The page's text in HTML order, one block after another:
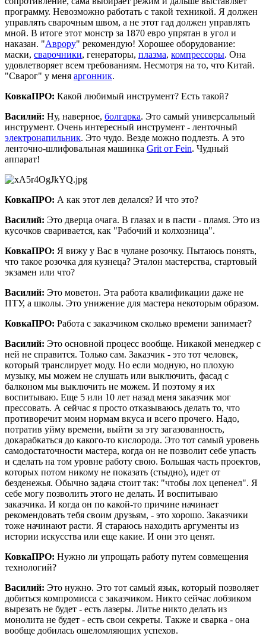
программу. Невозможно работать с такой техникой. Я должен
управлять сварочным швом, а не этот гад должен управлять
мной. В итоге этот монстр за 1870 евро упрятан в угол и
наказан. "Аврору" рекомендую! Хорошее оборудование:
маски, сварочники, генераторы, плазма, компрессоры. Она
удовлетворяет всем требованиям. Несмотря на то, что Китай.
"Сварог" у меня аргонник.
КовкаПРО: Какой любимый инструмент? Есть такой?
Василий: Ну, наверное, болгарка. Это самый универсальный
инструмент. Очень интересный инструмент - ленточный
электронапильник. Это чудо. Везде можно подлезть. А это
ленточно-шлифовальная машинка Grit от Fein. Чудный
аппарат!
КовкаПРО: А как этот лев делался? И что это?
Василий: Это дверца очага. В глазах и в пасти - пламя. Это из
кусочков сваривается, как "Рабочий и колхозница".
КовкаПРО: Я вижу у Вас в чулане розочку. Пытаюсь понять,
что такое розочка для кузнеца? Эталон мастерства, стартовый
экзамен или что?
Василий: Это моветон. Эта работа квалификации даже не
ПТУ, а школы. Это унижение для мастера некоторым образом.
КовкаПРО: Работа с заказчиком сколько времени занимает?
Василий: Это основной процесс вообще. Никакой менеджер с
ней не справится. Только сам. Заказчик - это тот человек,
который транслирует моду. Но если модную, но плохую
музыку, мы можем не слушать или выключить, фасад с
балконом мы выключить не можем. И поэтому я их
воспитываю. Еще 5 или 10 лет назад меня заказчик мог
прессовать. А сейчас я просто отказываюсь делать то, что
противоречит моим нормам вкуса и всего прочего. Надо,
потратив уйму времени, выйти за эту загазованность,
докарабкаться до какого-то кислорода. Это тот самый уровень
самодостаточности мастера, когда он не позволит себе упасть
и сделать на том уровне работу свою. Большая часть проектов,
которых потом никому не показать (стыдно), идет от
безденежья. Обычно задача стоит так: "чтобы лох цепенел". Я
себе могу позволить этого не делать. И воспитываю
заказчика. И когда он по какой-то причине начинает
рекомендовать тебя своим друзьям, - это хорошо. Заказчики
тоже начинают расти. Я стараюсь находить аргументы из
истории искусства или еще какие. И они это ценят.
КовкаПРО: Нужно ли упрощать работу путем совмещения
технологий?
Василий: Это нужно. Это тот самый язык, который позволяет
добиться компромисса с заказчиком. Никто сейчас лобзиком
вырезать не будет - есть лазеры. Литье никто делать из
монолита не будет - есть свои секреты. Также и сварка - она
вообще добилась ошеломляющих успехов.